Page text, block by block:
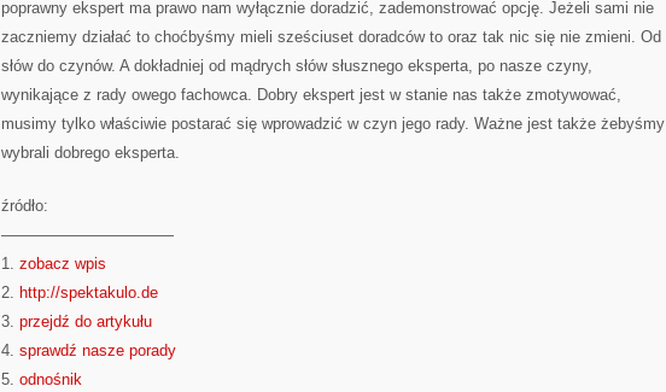
poprawny ekspert ma prawo nam wyłącznie doradzić, zademonstrować opcję. Jeżeli sami nie
zaczniemy działać to choćbyśmy mieli sześciuset doradców to oraz tak nic się nie zmieni. Od
słów do czynów. A dokładniej od mądrych słów słusznego eksperta, po nasze czyny,
wynikające z rady owego fachowca. Dobry ekspert jest w stanie nas także zmotywować,
musimy tylko właściwie postarać się wprowadzić w czyn jego rady. Ważne jest także żebyśmy
wybrali dobrego eksperta.
źródło:
———————————
1. zobacz wpis
2. http://spektakulo.de
3. przejdź do artykułu
4. sprawdź nasze porady
5. odnośnik